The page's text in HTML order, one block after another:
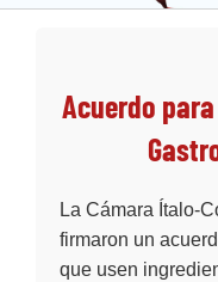
Acuerdo
La Cámara Ítalo-
firmaron un
que usen